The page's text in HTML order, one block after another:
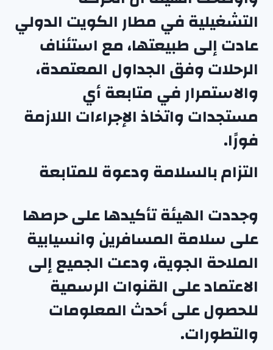
التشغيلية في مطار الكويت الدولي
عادت إلى طبيعتها، مع استئناف
الرحلات وفق الجداول المعتمدة،
والاستمرار في متابعة أي
مستجدات واتخاذ الإجراءات اللازمة
فورًا.
التزام بالسلامة ودعوة للمتابعة
وجددت الهيئة تأكيدها على حرصها
على سلامة المسافرين وانسيابية
الملاحة الجوية، ودعت الجميع إلى
الاعتماد على القنوات الرسمية
للحصول على أحدث المعلومات
والتطورات.